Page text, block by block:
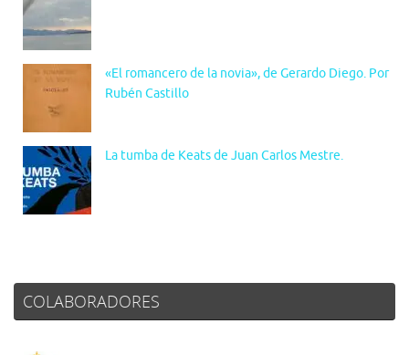
«El romancero de la novia», de Gerardo Diego. Por
Rubén Castillo
La tumba de Keats de Juan Carlos Mestre.
COLABORADORES